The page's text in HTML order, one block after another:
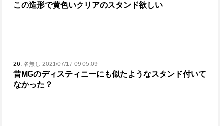
この造形で黄色いクリアのスタンド欲しい
26: 名無し 2021/07/17 09:05:09
昔MGのディスティニーにも似たようなスタンド付いて
なかった？